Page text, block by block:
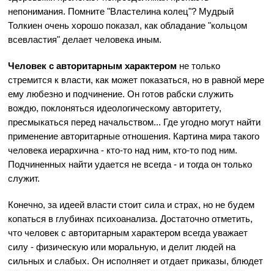
непонимания. Помните "Властелина колец"? Мудрый
Толкиен очень хорошо показал, как обладание "кольцом
всевластия" делает человека иным.
Человек с авторитарным характером не только
стремится к власти, как может показаться, но в равной мере
ему любезно и подчинение. Он готов рабски служить
вождю, поклоняться идеологическому авторитету,
пресмыкаться перед начальством... Где угодно могут найти
применение авторитарные отношения. Картина мира такого
человека иерархична - кто-то над ним, кто-то под ним.
Подчиненных найти удается не всегда - и тогда он только
служит.
Конечно, за идеей власти стоит сила и страх, но не будем
копаться в глубинах психоанализа. Достаточно отметить,
что человек с авторитарным характером всегда уважает
силу - физическую или моральную, и делит людей на
сильных и слабых. Он исполняет и отдает приказы, блюдет